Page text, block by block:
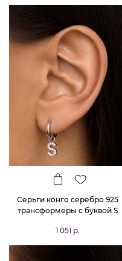
Серьги конго серебро 925
трансформеры с буквой S
1 051 р.